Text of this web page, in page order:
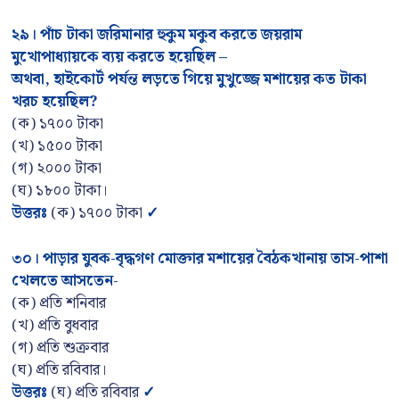
২৯। পাঁচ টাকা জরিমানার হুকুম মকুব করতে জয়রাম
মুখোপাধ্যায়কে ব্যয় করতে হয়েছিল –
অথবা, হাইকোর্ট পর্যন্ত লড়তে গিয়ে মুখুজ্জে মশায়ের কত টাকা
খরচ হয়েছিল?
(ক) ১৭০০ টাকা
(খ) ১৫০০ টাকা
(গ) ২০০০ টাকা
(ঘ) ১৮০০ টাকা।
উত্তরঃ (ক) ১৭০০ টাকা ✓
৩০ ।পাড়ার যুবক-বৃদ্ধগণ মোক্তার মশায়ের বৈঠকখানায় তাস-পাশা
খেলতে আসতেন-
(ক) প্রতি শনিবার
(খ) প্রতি বুধবার
(গ) প্রতি শুক্রবার
(ঘ) প্রতি রবিবার।
উত্তরঃ (ঘ) প্রতি রবিবার✓